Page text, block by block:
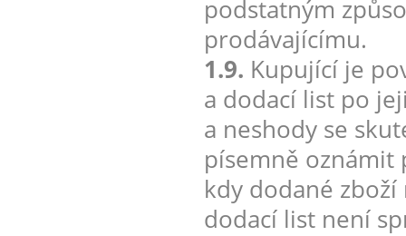
podstatným
prodávajícímu.
1.9. Kupující je
a dodací list po
a neshody se
písemně oznámit
kdy dodané
dodací list není